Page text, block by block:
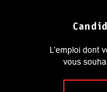
L’emploi dont
vous